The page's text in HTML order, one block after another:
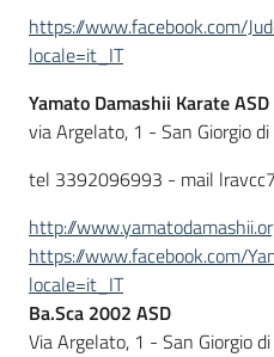
https://www.facebook.com/
locale=it_IT
Yamato Damashii Karate ASD
via Argelato, 1 - San Giorgio
tel 3392096993 - mail
http://
https://www.facebook.com/
locale=it_IT
Ba.Sca 2002 ASD
Via Argelato, 1 - San Giorgio